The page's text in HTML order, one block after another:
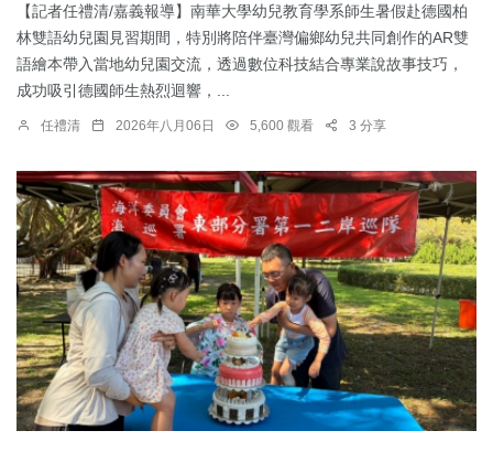
【記者任禮清/嘉義報導】南華大學幼兒教育學系師生暑假赴德國柏
林雙語幼兒園見習期間，特別將陪伴臺灣偏鄉幼兒共同創作的AR雙
語繪本帶入當地幼兒園交流，透過數位科技結合專業說故事技巧，
成功吸引德國師生熱烈迴響，...
任禮清 2026年八月06日 5,600 觀看 3 分享